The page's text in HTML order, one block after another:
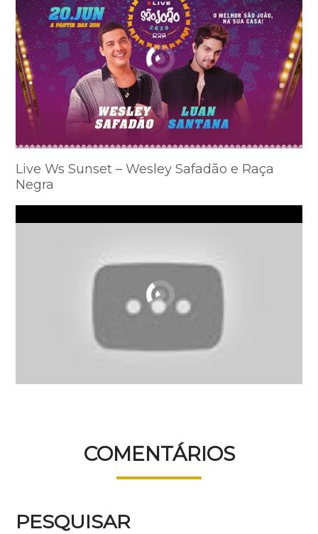
Live Ws Sunset – Wesley Safadão e Raça
Negra
COMENTÁRIOS
PESQUISAR